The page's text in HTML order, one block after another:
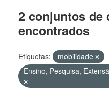
2 conjuntos de
encontrados
Etiquetas: mobilidade
Ensino, Pesquisa,